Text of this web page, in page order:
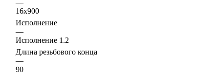
—
16х900
Исполнение
—
Исполнение 1.2
Длина резьбового конца
—
90